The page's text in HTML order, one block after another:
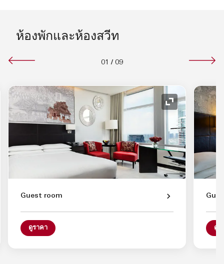
ห้องพักและห้องสวีท
01 / 09
นขยาย ไอคอนขยาย
Guest room
ดูราคา ดูร